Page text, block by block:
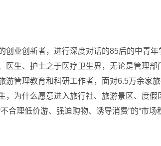
业创新者，进行深度对话的85后的中青
生、护士之于医疗卫生界，无论是管理
管理教育和科研工作者，面对6.5万余家
为什么愿意进入旅行社、旅游景区、度
理低价游、强迫购物、诱导消费”的“市